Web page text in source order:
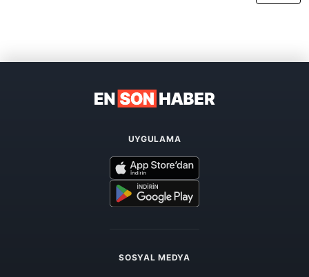
UYGULAMA
SOSYAL MEDYA